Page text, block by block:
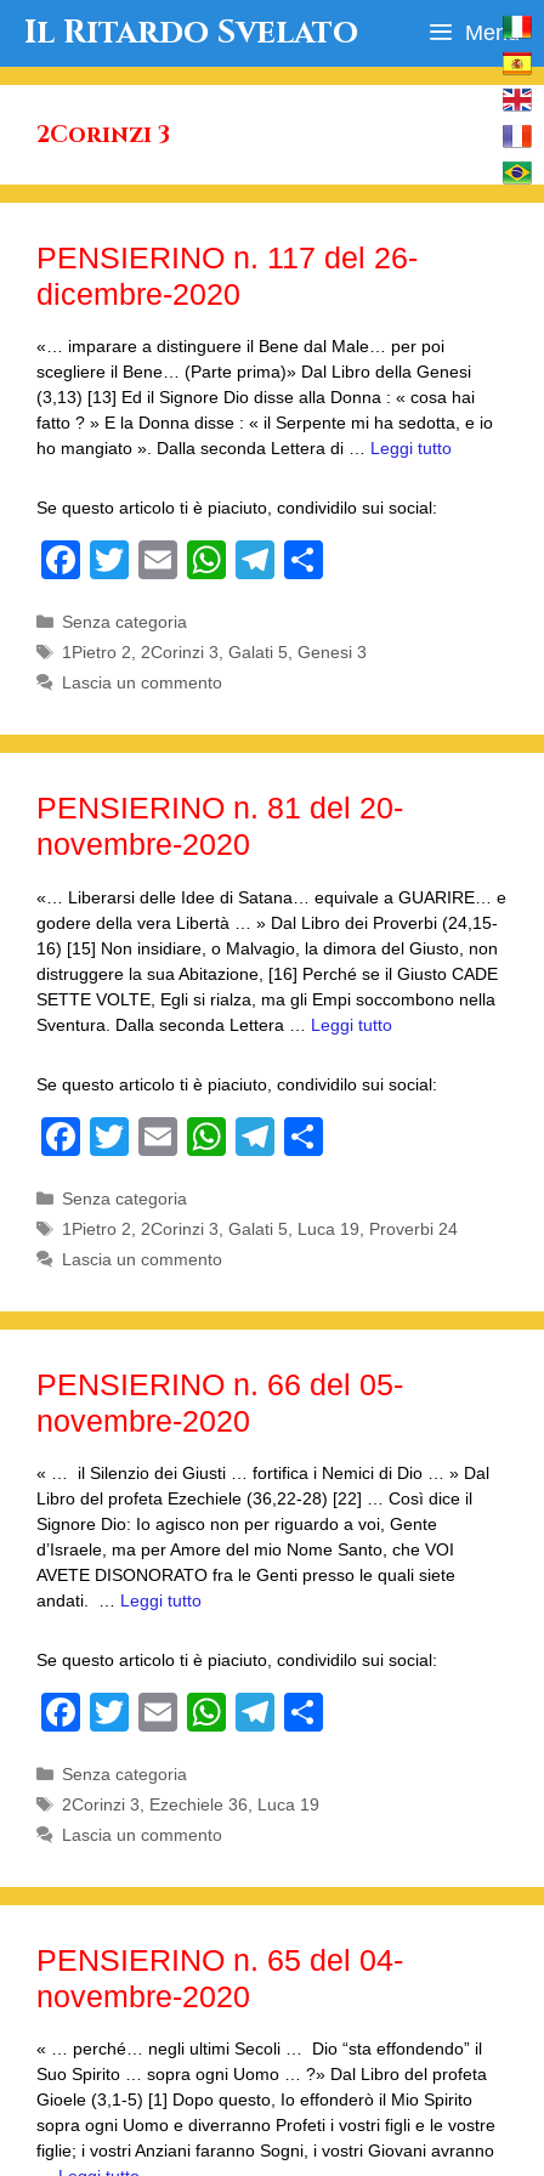
Il Ritardo Svelato Menu
2Corinzi 3
PENSIERINO n. 117 del 26-
dicembre-2020
«… imparare a distinguere il Bene dal Male… per poi
scegliere il Bene… (Parte prima)» Dal Libro della Genesi
(3,13) [13] Ed il Signore Dio disse alla Donna : « cosa hai
fatto ? » E la Donna disse : « il Serpente mi ha sedotta, e io
ho mangiato ». Dalla seconda Lettera di … Leggi tutto
Se questo articolo ti è piaciuto, condividilo sui social:
F
c
e
o
o
k
T
tt
er
E
ail
W
at
p
p
T
e
m di
Categorie
Senza categoria
Tag
1Pietro 2,2Corinzi 3,Galati 5,Genesi 3
Lascia un commento
PENSIERINO n. 81 del 20-
novembre-2020
«… Liberarsi delle Idee di Satana… equivale a GUARIRE… e
godere della vera Libertà … » Dal Libro dei Proverbi (24,15-
16) [15] Non insidiare, o Malvagio, la dimora del Giusto, non
distruggere la sua Abitazione, [16] Perché se il Giusto CADE
SETTE VOLTE, Egli si rialza, ma gli Empi soccombono nella
Sventura. Dalla seconda Lettera … Leggi tutto
Se questo articolo ti è piaciuto, condividilo sui social:
F
c
e
o
o
k
T
tt
er
E
ail
W
at
p
p
T
e
gr
m
n
di
Categorie
Senza categoria
Tag
1Pietro 2 2Corinzi 3 ,Galati 5 Luca 19
Proverbi 24
Lascia un commento
PENSIERINO n. 66 del 05-
novembre-2020
« … il Silenzio dei Giusti … fortifica i Nemici di Dio … » Dal
Libro del profeta Ezechiele (36,22-28) [22] … Così dice il
Signore Dio: Io agisco non per riguardo a voi, Gente
d’Israele, ma per Amore del mio Nome Santo, che VOI
AVETE DISONORATO fra le Genti presso le quali siete
andati. … Leggi tutto
Se questo articolo ti è piaciuto, condividilo sui social:
F
c
e
o
o
k
T
tt
er
E
ail
W
at
p
p
T
m di
Categorie
Senza categoria
Tag
2Corinzi 3 Ezechiele 36
Luca 19
Lascia un commento
PENSIERINO n. 65 del 04-
novembre-2020
« … perché… negli ultimi Secoli … Dio “sta effondendo” il
Suo Spirito … sopra ogni Uomo … ?» Dal Libro del profeta
Gioele (3,1-5) [1] Dopo questo, Io effonderò il Mio Spirito
sopra ogni Uomo e diverranno Profeti i vostri figli e le vostre
figlie; i vostri Anziani faranno Sogni, i vostri Giovani avranno